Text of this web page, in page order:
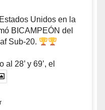
Unidos en la
BICAMPEÓN del
Sub-20.
28’ y 69’, el